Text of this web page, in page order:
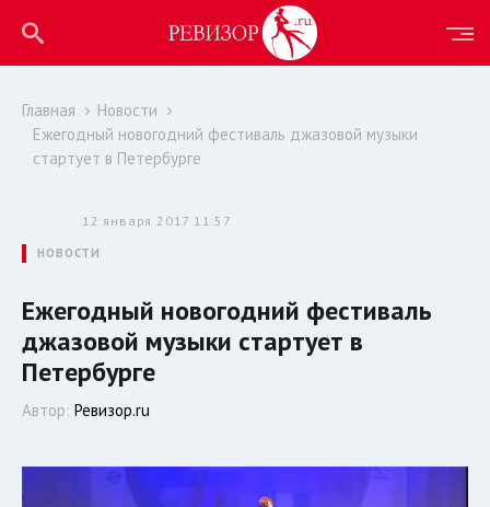
Главная
Новости
Ежегодный новогодний фестиваль джазовой музыки
стартует в Петербурге
12 января 2017 11:57
НОВОСТИ
Ежегодный новогодний фестиваль
джазовой музыки стартует в
Петербурге
Автор: Ревизор.ru